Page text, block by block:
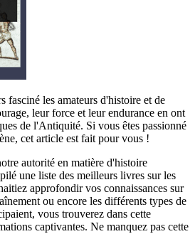
fasciné les amateurs d'histoire et de
leur force et leur endurance en ont
de l'Antiquité. Si vous êtes passionné
cet article est fait pour vous !
autorité en matière d'histoire
une liste des meilleurs livres sur les
approfondir vos connaissances sur
ou encore les différents types de
vous trouverez dans cette
captivantes. Ne manquez pas cette